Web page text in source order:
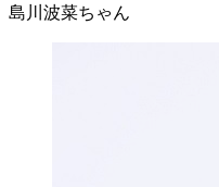
島川波菜ちゃん